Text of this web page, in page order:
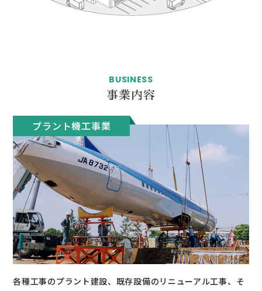
BUSINESS
事業内容
プラント機工事業
各種工事のプラント建設、既存設備のリニューアル工事、そ